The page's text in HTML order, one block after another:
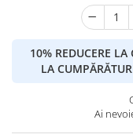
10% REDUCERE
LA
Ai